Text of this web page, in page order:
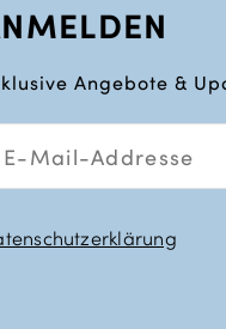
Angebote &